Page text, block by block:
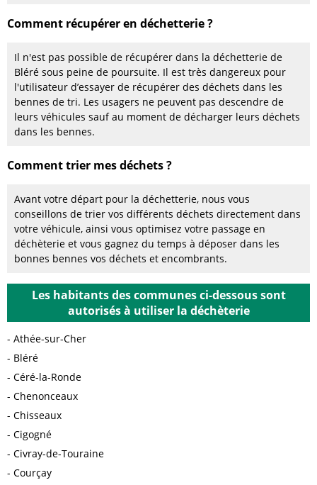
Comment récupérer en déchetterie ?
Il n'est pas possible de récupérer dans la déchetterie de
Bléré sous peine de poursuite. Il est très dangereux pour
l'utilisateur d’essayer de récupérer des déchets dans les
bennes de tri. Les usagers ne peuvent pas descendre de
leurs véhicules sauf au moment de décharger leurs déchets
dans les bennes.
Comment trier mes déchets ?
Avant votre départ pour la déchetterie, nous vous
conseillons de trier vos différents déchets directement dans
votre véhicule, ainsi vous optimisez votre passage en
déchèterie et vous gagnez du temps à déposer dans les
bonnes bennes vos déchets et encombrants.
Les habitants des communes ci-dessous sont
autorisés à utiliser la déchèterie
Athée-sur-Cher
Bléré
Céré-la-Ronde
Chenonceaux
Chisseaux
Cigogné
Civray-de-Touraine
Courçay